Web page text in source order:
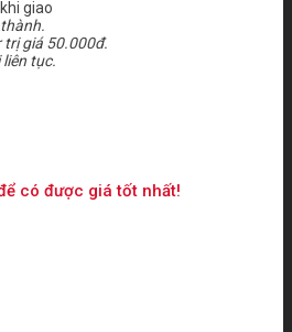
giao
trị giá 50.000đ.
tục.
có được giá tốt nhất!